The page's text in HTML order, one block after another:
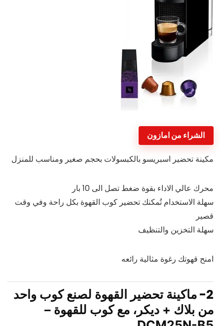
الشراء من امازون
مكينة تحضير اسبريسو بالكبسولات بحجم صغير ومناسب للمنزل
محرك عالي الاداء بقوة ضغط تصل الى 10 بار
سهلة الاستخدام تُمكنك تحضير كوب القهوة بكل راحة وفي وقت
قصير
سهلة التخزين والتنظيف
امنح قهوتك رغوة مثالية رائعه
2-
ماكينة تحضير القهوة لصنع كوب واحد
من بلاك + ديكر، مع كوب للقهوة –